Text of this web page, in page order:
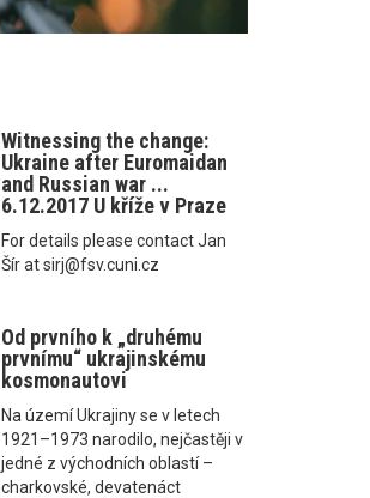
Witnessing the change:
Ukraine after Euromaidan
and Russian war ...
6.12.2017 U kříže v Praze
For details please contact Jan
Šír at sirj@fsv.cuni.cz
Od prvního k „druhému
prvnímu“ ukrajinskému
kosmonautovi
Na území Ukrajiny se v letech
1921–1973 narodilo, nejčastěji v
jedné z východních oblastí –
charkovské, devatenáct